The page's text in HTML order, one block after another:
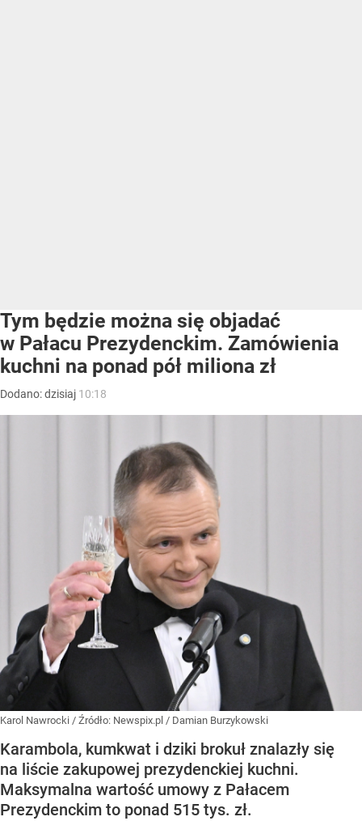
Tym będzie można się objadać
w Pałacu Prezydenckim. Zamówienia
kuchni na ponad pół miliona zł
Dodano:dzisiaj 10:18
Karol Nawrocki / Źródło: Newspix.pl / Damian Burzykowski
Karambola, kumkwat i dziki brokuł znalazły się
na liście zakupowej prezydenckiej kuchni.
Maksymalna wartość umowy z Pałacem
Prezydenckim to ponad 515 tys. zł.